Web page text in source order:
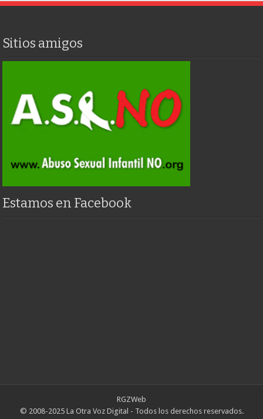
Sitios amigos
Estamos en Facebook
RGZWeb
© 2008-2025 La Otra Voz Digital - Todos los derechos reservados.